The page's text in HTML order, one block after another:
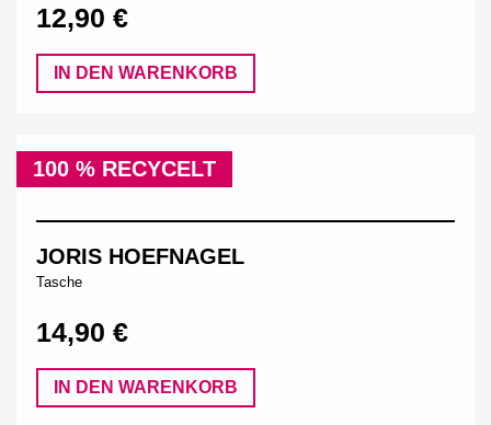
12,90 €
IN DEN WARENKORB
100 % RECYCELT
JORIS HOEFNAGEL
Tasche
14,90 €
IN DEN WARENKORB